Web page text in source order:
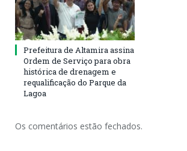
Prefeitura de Altamira assina
Ordem de Serviço para obra
histórica de drenagem e
requalificação do Parque da
Lagoa
Os comentários estão fechados.